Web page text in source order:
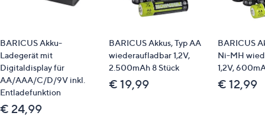
BARICUS Akku-
Ladegerät mit
Digitaldisplay für
AA/AAA/C/D/9V inkl.
Entladefunktion
€ 24,99
BARICUS Akkus, Typ AA
wiederaufladbar 1,2V,
2.500mAh 8 Stück
€ 19,99
BARICUS
Ni-MH
1,2V,
€ 12,99